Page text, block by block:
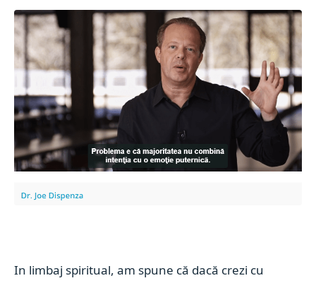
In limbaj spiritual, am spune că dacă crezi cu